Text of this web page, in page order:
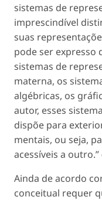
sistemas de
imprescindível
suas
pode ser expresso
sistemas de
materna, os
algébricas, os
autor, esses
dispõe para
mentais, ou seja,
acessíveis a outro.”
Ainda de acordo
conceitual requer